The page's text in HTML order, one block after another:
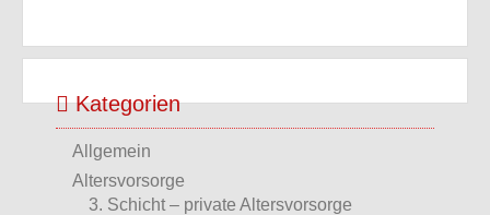
Kategorien
Allgemein
Altersvorsorge
3. Schicht – private Altersvorsorge